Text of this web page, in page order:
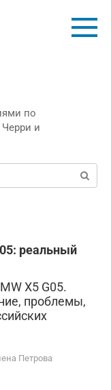
по
и
реальный
X5 G05.
проблемы,
Петрова